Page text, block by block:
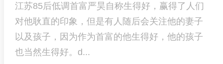
江苏85后低调首富严昊自称生得好，赢得了人们
对他耿直的印象，但是有人随后会关注他的妻子
以及孩子，因为作为首富的他生得好，他的孩子
也当然生得好。d...